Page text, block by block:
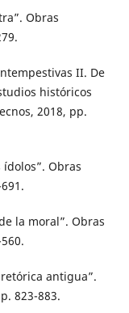
Obras
II. De
históricos
2018, pp.
Obras
la moral”. Obras
antigua”.
823-883.